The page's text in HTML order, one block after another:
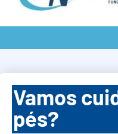
Vamos
pés?